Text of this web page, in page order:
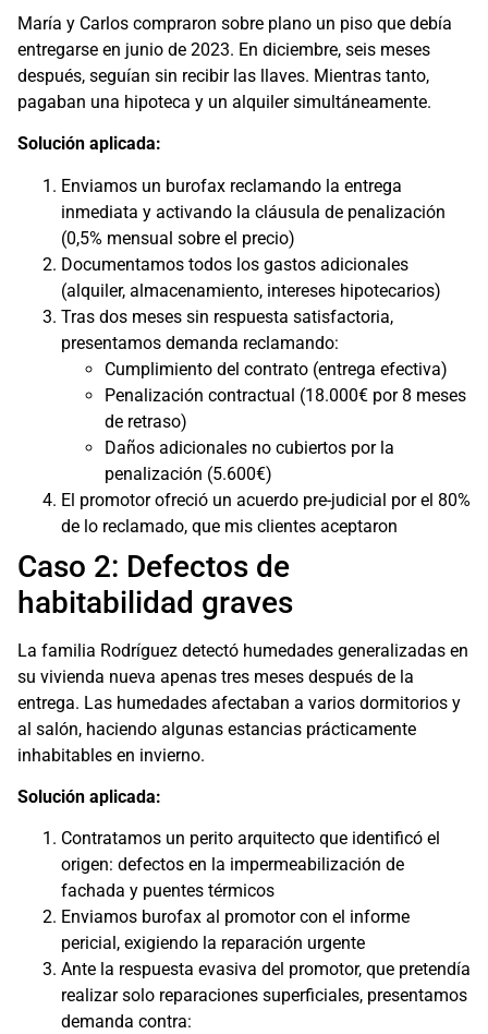
María y Carlos compraron sobre plano un piso que debía
entregarse en junio de 2023. En diciembre, seis meses
después, seguían sin recibir las llaves. Mientras tanto,
pagaban una hipoteca y un alquiler simultáneamente.
Solución aplicada:
Enviamos un burofax reclamando la entrega
inmediata y activando la cláusula de penalización
(0,5% mensual sobre el precio)
Documentamos todos los gastos adicionales
(alquiler, almacenamiento, intereses hipotecarios)
Tras dos meses sin respuesta satisfactoria,
presentamos demanda reclamando:
Cumplimiento del contrato (entrega efectiva)
Penalización contractual (18.000€ por 8 meses
de retraso)
Daños adicionales no cubiertos por la
penalización (5.600€)
El promotor ofreció un acuerdo pre-judicial por el 80%
de lo reclamado, que mis clientes aceptaron
Caso 2: Defectos de
habitabilidad graves
La familia Rodríguez detectó humedades generalizadas en
su vivienda nueva apenas tres meses después de la
entrega. Las humedades afectaban a varios dormitorios y
al salón, haciendo algunas estancias prácticamente
inhabitables en invierno.
Solución aplicada:
Contratamos un perito arquitecto que identificó el
origen: defectos en la impermeabilización de
fachada y puentes térmicos
Enviamos burofax al promotor con el informe
pericial, exigiendo la reparación urgente
Ante la respuesta evasiva del promotor, que pretendía
realizar solo reparaciones superficiales, presentamos
demanda contra: